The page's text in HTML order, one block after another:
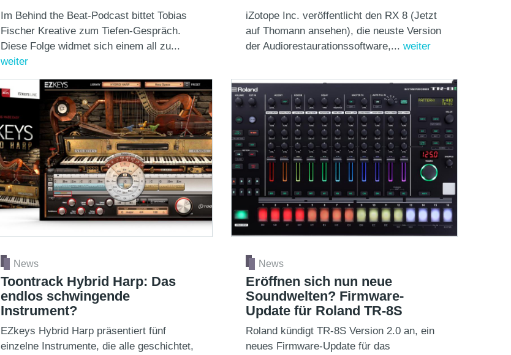
Im Behind the Beat-Podcast bittet Tobias
Fischer Kreative zum Tiefen-Gespräch.
Diese Folge widmet sich einem all zu...
weiter
iZotope Inc. veröffentlicht den RX 8 (Jetzt
auf Thomann ansehen), die neuste Version
der Audiorestaurationssoftware,... weiter
News
Toontrack Hybrid Harp: Das
endlos schwingende
Instrument?
EZkeys Hybrid Harp präsentiert fünf
einzelne Instrumente, die alle geschichtet,
News
Eröffnen sich nun neue
Soundwelten? Firmware-
Update für Roland TR-8S
Roland kündigt TR-8S Version 2.0 an, ein
neues Firmware-Update für das